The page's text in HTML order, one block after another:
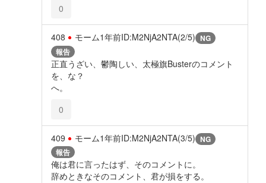
0
408 モーム1年前ID:M2NjA2NTA(2/5) NG
報告
正直うざい、鬱陶しい、太極旗Busterのコメント
を、な？
へ。
0
409 モーム1年前ID:M2NjA2NTA(3/5) NG
報告
俺は君に言ったはず、そのコメントに。
辞めときなそのコメント、君が損をする。